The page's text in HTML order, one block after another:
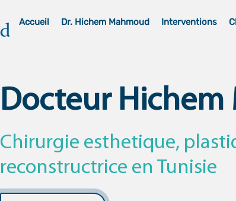
Accueil Dr. Hichem Mahmoud Interventions
Docteur Hichem
Chirurgie esthetique,
reconstructrice en Tunisie